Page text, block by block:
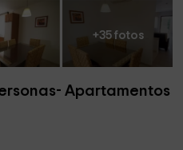
+35 fotos
Apartamentos